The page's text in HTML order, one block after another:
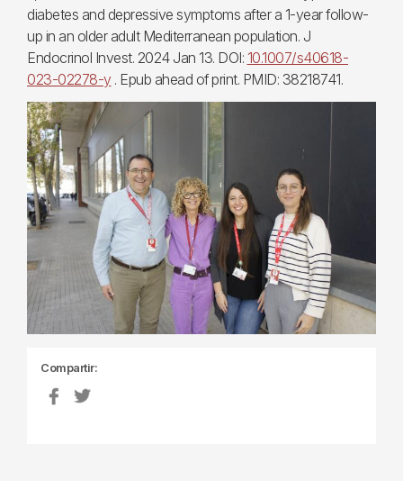
diabetes and depressive symptoms after a 1-year follow-
up in an older adult Mediterranean population. J
Endocrinol Invest. 2024 Jan 13. DOI: 10.1007/s40618-
023-02278-y . Epub ahead of print. PMID: 38218741.
Compartir: